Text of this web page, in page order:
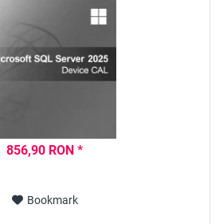
856,90 RON *
Bookmark